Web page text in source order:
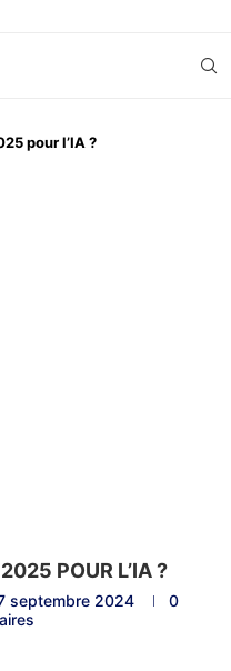
pour l’IA ?
POUR L’IA ?
septembre 2024
0